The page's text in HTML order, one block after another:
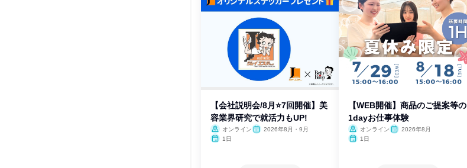
【会社説明会/8月⭐7回開催】美
容業界研究で就活力もUP!
オンライン
2026年8月・9月
1日
【WEB開催】商品のご提案等の
1dayお仕事体験
オンライン
2026年8月
1日